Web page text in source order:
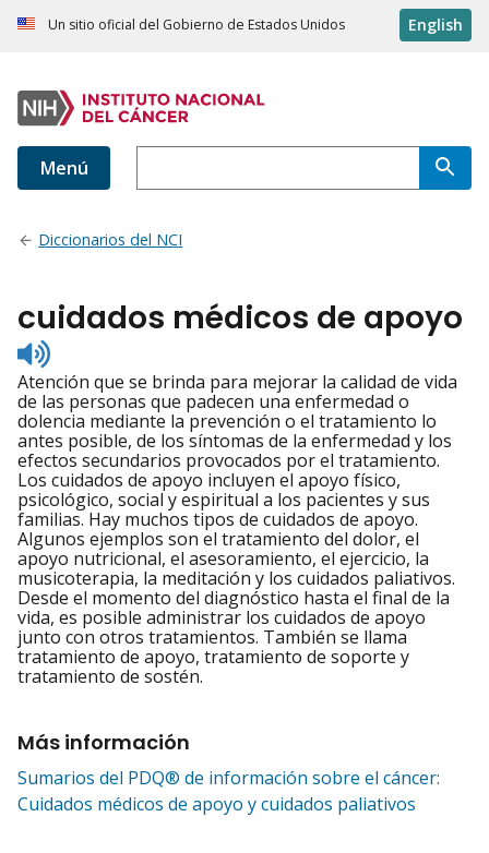
Un sitio oficial del Gobierno de Estados Unidos English
Menú
Diccionarios del NCI
cuidados médicos de apoyo
Listen
to
pronunciation
Atención que se brinda para mejorar la calidad de vida
de las personas que padecen una enfermedad o
dolencia mediante la prevención o el tratamiento lo
antes posible, de los síntomas de la enfermedad y los
efectos secundarios provocados por el tratamiento.
Los cuidados de apoyo incluyen el apoyo físico,
psicológico, social y espiritual a los pacientes y sus
familias. Hay muchos tipos de cuidados de apoyo.
Algunos ejemplos son el tratamiento del dolor, el
apoyo nutricional, el asesoramiento, el ejercicio, la
musicoterapia, la meditación y los cuidados paliativos.
Desde el momento del diagnóstico hasta el final de la
vida, es posible administrar los cuidados de apoyo
junto con otros tratamientos. También se llama
tratamiento de apoyo, tratamiento de soporte y
tratamiento de sostén.
Más información
Sumarios del PDQ® de información sobre el cáncer:
Cuidados médicos de apoyo y cuidados paliativos